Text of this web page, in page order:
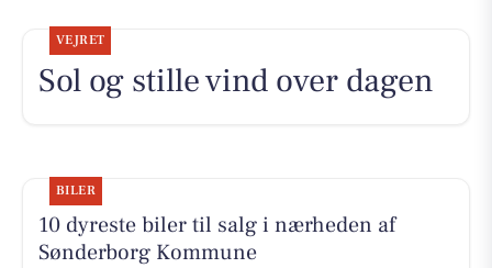
VEJRET
Sol og stille vind over dagen
BILER
10 dyreste biler til salg i nærheden af
Sønderborg Kommune